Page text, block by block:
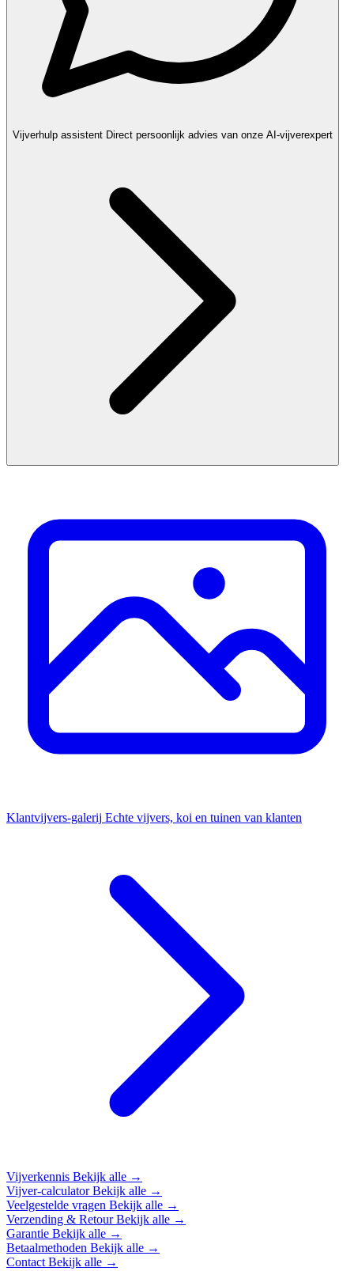
Vijverhulp assistent Direct persoonlijk advies van onze AI-vijverexpert
Klantvijvers-galerij Echte vijvers, koi en tuinen van klanten
Vijverkennis Bekijk alle →
Vijver-calculatorBekijk alle →
Veelgestelde vragen Bekijk alle →
Verzending & RetourBekijk alle →
Garantie Bekijk alle →
Betaalmethoden Bekijk alle →
Contact Bekijk alle →